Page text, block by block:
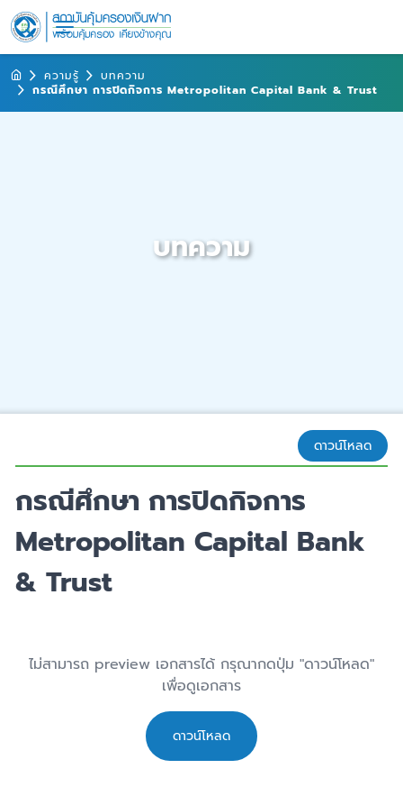
ความรู้
บทความ
กรณีศึกษา การปิดกิจการ Metropolitan Capital Bank & Trust
บทความ
ดาวน์โหลด
กรณีศึกษา การปิดกิจการ
Metropolitan Capital Bank
& Trust
ไม่สามารถ preview เอกสารได้ กรุณากดปุ่ม "ดาวน์โหลด"
เพื่อดูเอกสาร
ดาวน์โหลด